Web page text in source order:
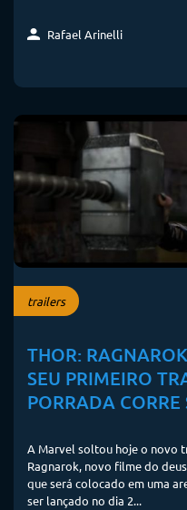
Rafael Arinelli
trailers
THOR:
SEU PRIMEIRO
PORRADA CORRE
A Marvel soltou hoje o novo
Ragnarok, novo filme do
que será colocado em uma
ser lançado no dia 2...